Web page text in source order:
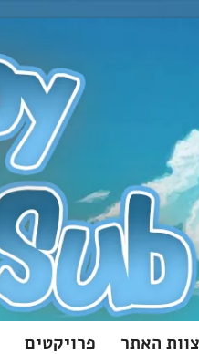
צוות האתר פרויקטים